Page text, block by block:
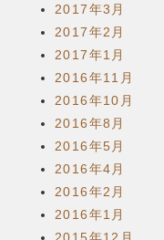
2017年3月
2017年2月
2017年1月
2016年11月
2016年10月
2016年8月
2016年5月
2016年4月
2016年2月
2016年1月
2015年12月